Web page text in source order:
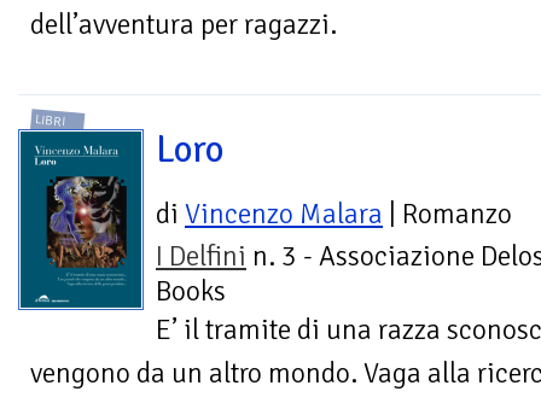
dell’avventura per ragazzi.
LIBRI
Loro
di Vincenzo Malara | Romanzo
I Delfini n. 3 - Associazione
Books
E’ il tramite di una razza
vengono da un altro mondo. Vaga alla